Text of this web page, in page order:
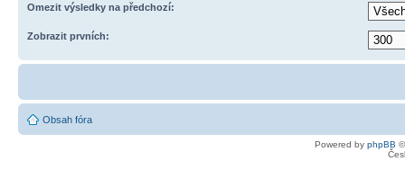
Omezit výsledky na předchozí:
Zobrazit prvních:
Obsah fóra
Powered by phpBB